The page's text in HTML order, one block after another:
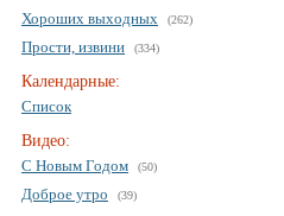
Хороших выходных (262)
Прости, извини (334)
Календарные:
Список
Видео:
С Новым Годом
(50)
Доброе утро (39)